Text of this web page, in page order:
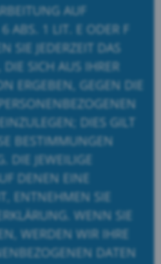
AUF
ABS. 1 LIT. E ODER F
SIE JEDERZEIT DAS
SICH AUS IHRER
ERGEBEN, GEGEN DIE
DIES GILT
BESTIMMUNGEN
DIE JEWEILIGE
DENEN EINE
ENTNEHMEN SIE
WENN SIE
WERDEN WIR IHRE
DATEN